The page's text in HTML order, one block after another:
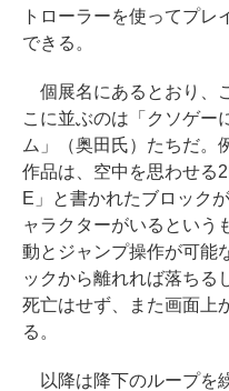
トローラーを使ってプレ
できる。
個展名にあるとおり、
こに並ぶのは「クソゲー
ム」（奥田氏）たちだ。
作品は、空中を思わせる
E」と書かれたブロック
ャラクターがいるという
動とジャンプ操作が可能
ックから離れれば落ちる
死亡はせず、また画面上
る。
以降は降下のループを